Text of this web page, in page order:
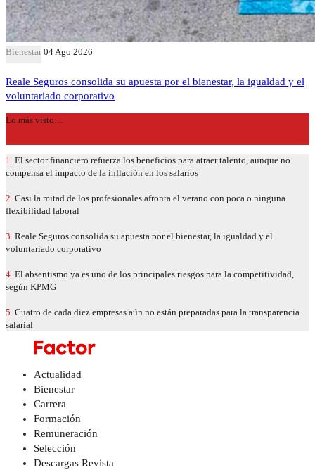
Bienestar 04 Ago 2026
Reale Seguros consolida su apuesta por el bienestar, la igualdad y el
voluntariado corporativo
Lo más visto…
1. El sector financiero refuerza los beneficios para atraer talento, aunque no
compensa el impacto de la inflación en los salarios
2. Casi la mitad de los profesionales afronta el verano con poca o ninguna
flexibilidad laboral
3. Reale Seguros consolida su apuesta por el bienestar, la igualdad y el
voluntariado corporativo
4. El absentismo ya es uno de los principales riesgos para la competitividad,
según KPMG
5. Cuatro de cada diez empresas aún no están preparadas para la transparencia
salarial
Actualidad
Bienestar
Carrera
Formación
Remuneración
Selección
Descargas Revista